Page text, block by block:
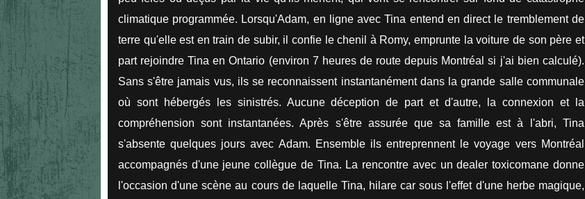
climatique programmée. Lorsqu'Adam, en ligne avec Tina entend en direct le tremblement de
terre qu'elle est en train de subir, il confie le chenil à Romy, emprunte la voiture de son père et
part rejoindre Tina en Ontario (environ 7 heures de route depuis Montréal si j'ai bien calculé).
Sans s'être jamais vus, ils se reconnaissent instantanément dans la grande salle communale
où sont hébergés les sinistrés. Aucune déception de part et d'autre, la connexion et la
compréhension sont instantanées. Après s'être assurée que sa famille est à l'abri, Tina
s'absente quelques jours avec Adam. Ensemble ils entreprennent le voyage vers Montréal
accompagnés d'une jeune collègue de Tina. La rencontre avec un dealer toxicomane donne
l'occasion d'une scène au cours de laquelle Tina, hilare car sous l'effet d'une herbe magique,